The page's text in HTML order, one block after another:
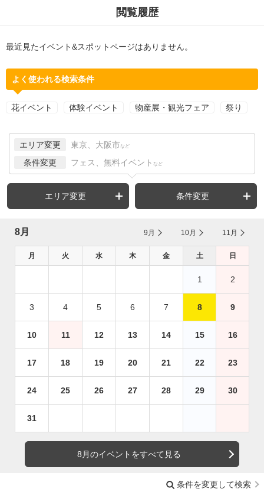
閲覧履歴
最近見たイベント&スポットページはありません。
よく使われる検索条件
花イベント 体験イベント 物産展・観光フェア 祭り
エリア変更 東京、大阪市 など
条件変更 フェス、無料イベント など
エリア変更 条件変更
8月 9月 10月 11月
月 火 水 木 金 土 日
1 2
3 4 5 6 7 8 9
10 11 12 13 14 15 16
17 18 19 20 21 22 23
24 25 26 27 28 29 30
31
8月のイベントをすべて見る
条件を変更して検索